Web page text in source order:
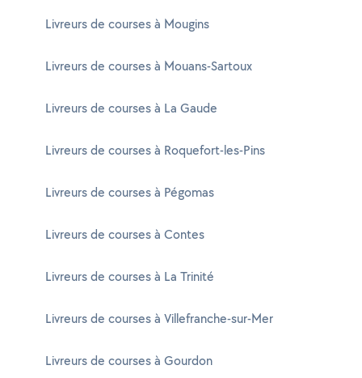
Livreurs de courses à Mougins
Livreurs de courses à Mouans-Sartoux
Livreurs de courses à La Gaude
Livreurs de courses à Roquefort-les-Pins
Livreurs de courses à Pégomas
Livreurs de courses à Contes
Livreurs de courses à La Trinité
Livreurs de courses à Villefranche-sur-Mer
Livreurs de courses à Gourdon